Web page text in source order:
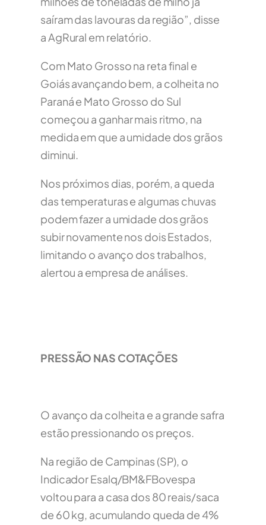
saíram das lavouras da região”, disse
a AgRural em relatório.
Com Mato Grosso na reta final e
Goiás avançando bem, a colheita no
Paraná e Mato Grosso do Sul
começou a ganhar mais ritmo, na
medida em que a umidade dos grãos
diminui.
Nos próximos dias, porém, a queda
das temperaturas e algumas chuvas
podem fazer a umidade dos grãos
subir novamente nos dois Estados,
limitando o avanço dos trabalhos,
alertou a empresa de análises.
PRESSÃO NAS COTAÇÕES
O avanço da colheita e a grande safra
estão pressionando os preços.
Na região de Campinas (SP), o
Indicador Esalq/BM&FBovespa
voltou para a casa dos 80 reais/saca
de 60 kg, acumulando queda de 4%